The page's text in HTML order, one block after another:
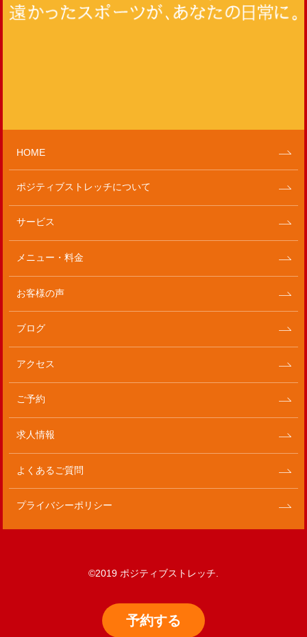
予約する
HOME
ポジティブストレッチについて
サービス
メニュー・料金
お客様の声
ブログ
アクセス
ご予約
求人情報
よくあるご質問
プライバシーポリシー
©2019 ポジティブストレッチ.